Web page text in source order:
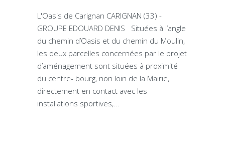
L'Oasis de Carignan CARIGNAN (33) -
GROUPE EDOUARD DENIS Situées à l’angle
du chemin d’Oasis et du chemin du Moulin,
les deux parcelles concernées par le projet
d’aménagement sont situées à proximité
du centre- bourg, non loin de la Mairie,
directement en contact avec les
installations sportives,...